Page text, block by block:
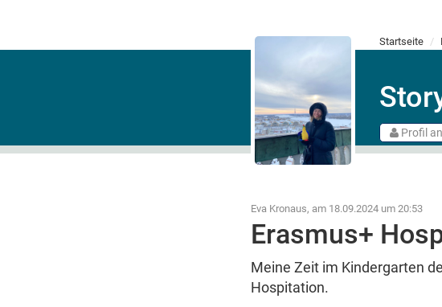
Startseite
Profil
Eva Kronaus, am 18.09.2024 um 20:53
Erasmus+
Meine Zeit im Kindergarten
Hospitation.